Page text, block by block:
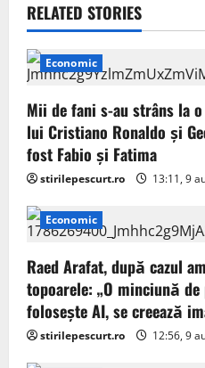
v
i
g
a
t
i
o
n
RELATED STORIES
Economic
Mii de fani s-au strâns la
lui Cristiano Ronaldo şi
fost Fabio şi Fatima
stirilepescurt.ro 13:11, 9
Economic
Raed Arafat, după cazul
topoarele: „O minciună de
folosește AI, se creează
stirilepescurt.ro 12:56, 9